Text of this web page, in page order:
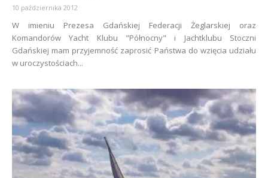
10 października 2012
W imieniu Prezesa Gdańskiej Federacji Żeglarskiej oraz
Komandorów Yacht Klubu "Północny" i Jachtklubu Stoczni
Gdańskiej mam przyjemność zaprosić Państwa do wzięcia udziału
w uroczystościach...